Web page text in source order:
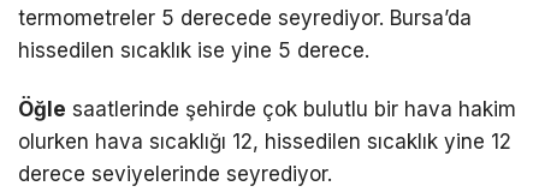
termometreler 5 derecede seyrediyor. Bursa’da
hissedilen sıcaklık ise yine 5 derece.
Öğle saatlerinde şehirde çok bulutlu bir hava hakim
olurken hava sıcaklığı 12, hissedilen sıcaklık yine 12
derece seviyelerinde seyrediyor.